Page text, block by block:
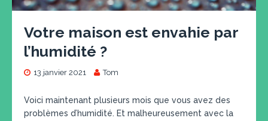
Votre maison est envahie par
l’humidité ?
13 janvier 2021 Tom
Voici maintenant plusieurs mois que vous avez des
problèmes d’humidité. Et malheureusement avec la